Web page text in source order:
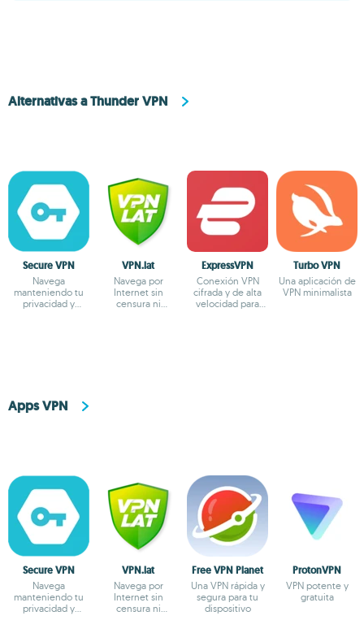
Alternativas a Thunder VPN
Secure VPN
Navega
manteniendo tu
privacidad y
VPN.lat
Navega por
Internet sin
censura ni
ExpressVPN
Conexión VPN
cifrada y de alta
velocidad para
Turbo VPN
Una aplicación de
VPN minimalista
Apps VPN
Secure VPN
Navega
manteniendo tu
privacidad y
VPN.lat
Navega por
Internet sin
censura ni
Free VPN Planet
Una VPN rápida y
segura para tu
dispositivo
ProtonVPN
VPN potente y
gratuita